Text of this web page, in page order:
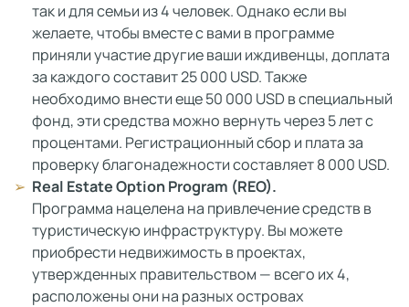
так и для семьи из 4 человек. Однако если вы
желаете, чтобы вместе с вами в программе
приняли участие другие ваши иждивенцы, доплата
за каждого составит 25 000 USD. Также
необходимо внести еще 50 000 USD в специальный
фонд, эти средства можно вернуть через 5 лет с
процентами. Регистрационный сбор и плата за
проверку благонадежности составляет 8 000 USD.
Real Estate Option Program (REO).
Программа нацелена на привлечение средств в
туристическую инфраструктуру. Вы можете
приобрести недвижимость в проектах,
утвержденных правительством — всего их 4,
расположены они на разных островах